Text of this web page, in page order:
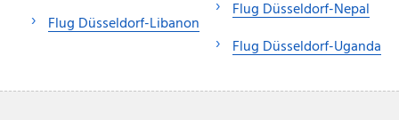
Flug Düsseldorf-Libanon
Flug Düsseldorf-Nepal
Flug Düsseldorf-Uganda